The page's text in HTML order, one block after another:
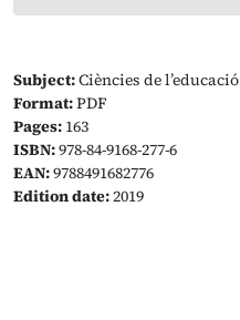
Subject:Ciències de l’educació
Format:PDF
Pages: 163
ISBN:978-84-9168-277-6
EAN:9788491682776
Edition date:2019